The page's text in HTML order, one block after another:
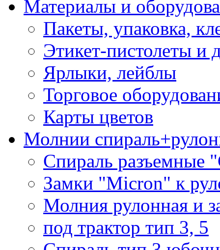
Материалы и
Пакеты, упаковка,
Этикет-пистолеты и
Ярлыки, лейблы
Торговое
Карты цветов
Молнии
Спираль разъемные
Замки "Micron" к
Молния рулонная и
под трактор тип 3, 5